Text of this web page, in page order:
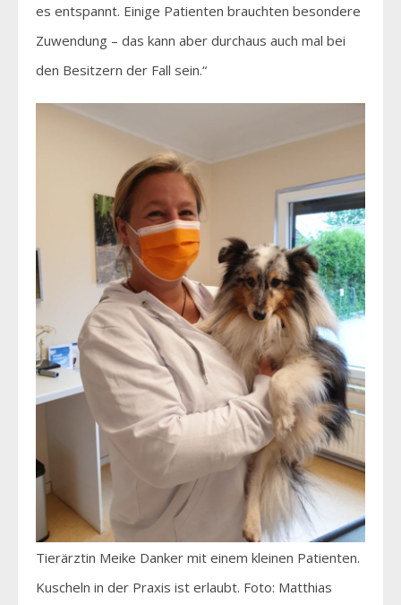
es entspannt. Einige Patienten brauchten besondere
Zuwendung – das kann aber durchaus auch mal bei
den Besitzern der Fall sein.“
Tierärztin Meike Danker mit einem kleinen Patienten.
Kuscheln in der Praxis ist erlaubt. Foto: Matthias